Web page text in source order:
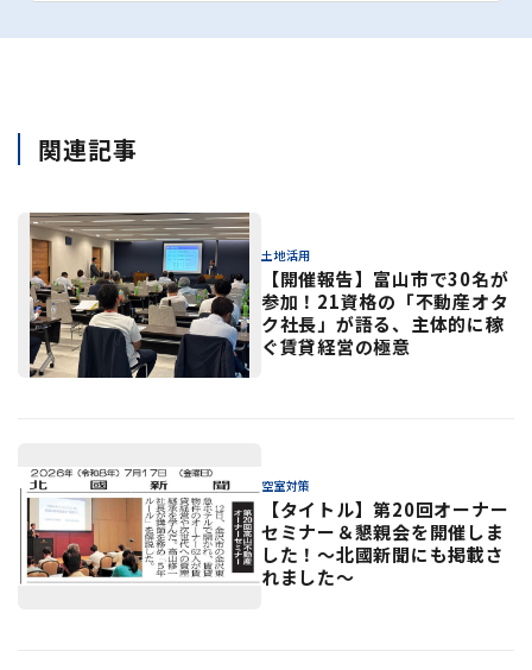
関連記事
土地活用
【開催報告】富山市で30名が
参加！21資格の「不動産オタ
ク社長」が語る、主体的に稼
ぐ賃貸経営の極意
空室対策
【タイトル】第20回オーナー
セミナー＆懇親会を開催しま
した！〜北國新聞にも掲載さ
れました〜